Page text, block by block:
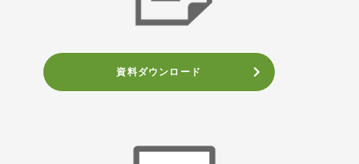
資料ダウンロード